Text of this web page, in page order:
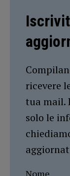
ricevere
tua mail.
solo le
Nome